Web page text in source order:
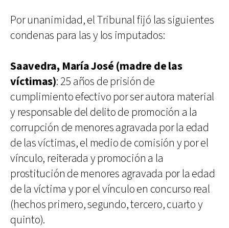
Por unanimidad, el Tribunal fijó las siguientes
condenas para las y los imputados:
Saavedra, María José (madre de las
víctimas): 25 años de prisión de
cumplimiento efectivo por ser autora material
y responsable del delito de promoción a la
corrupción de menores agravada por la edad
de las víctimas, el medio de comisión y por el
vínculo, reiterada y promoción a la
prostitución de menores agravada por la edad
de la víctima y por el vínculo en concurso real
(hechos primero, segundo, tercero, cuarto y
quinto).